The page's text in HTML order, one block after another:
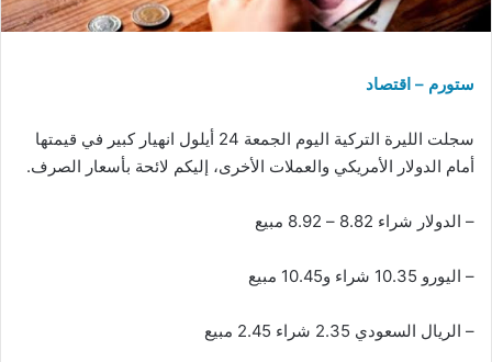
ستورم – اقتصاد
سجلت الليرة التركية اليوم الجمعة 24 أيلول انهيار كبير في قيمتها
أمام الدولار الأمريكي والعملات الأخرى، إليكم لائحة بأسعار الصرف.
– الدولار شراء 8.82 – 8.92 مبيع
– اليورو 10.35 شراء و10.45 مبيع
– الريال السعودي 2.35 شراء 2.45 مبيع